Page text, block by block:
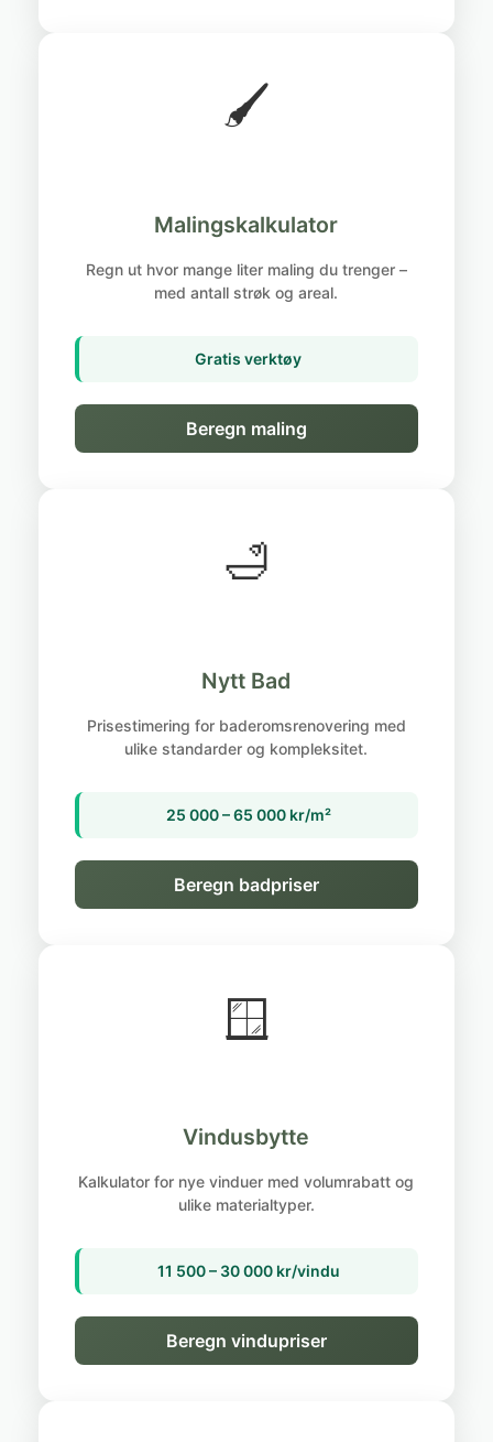
🖌️
Malingskalkulator
Regn ut hvor mange liter maling du trenger –
med antall strøk og areal.
Gratis verktøy
Beregn maling
🛁
Nytt Bad
Prisestimering for baderomsrenovering med
ulike standarder og kompleksitet.
25 000 – 65 000 kr/m²
Beregn badpriser
🪟
Vindusbytte
Kalkulator for nye vinduer med volumrabatt og
ulike materialtyper.
11 500 – 30 000 kr/vindu
Beregn vindupriser